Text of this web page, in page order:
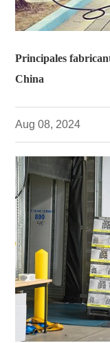
Principales
China
Aug 08, 2024